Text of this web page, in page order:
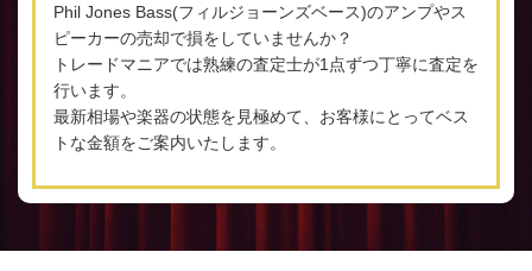
Phil Jones Bass(フィルジョーンズベース)のアンプやス
ピーカーの売却で損をしていませんか？
トレードマニアでは熟練の査定士が1点ずつ丁寧に査定を
行います。
最新相場や楽器の状態を見極めて、お客様にとってベス
トな金額をご案内いたします。